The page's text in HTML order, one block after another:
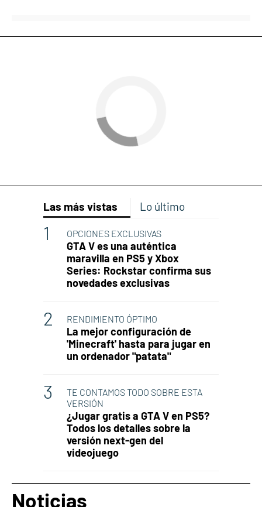
Las más vistas Lo último
OPCIONES EXCLUSIVAS
GTA V es una auténtica
maravilla en PS5 y Xbox
Series: Rockstar confirma sus
novedades exclusivas
RENDIMIENTO ÓPTIMO
La mejor configuración de
'Minecraft' hasta para jugar en
un ordenador "patata"
TE CONTAMOS TODO SOBRE ESTA
VERSIÓN
¿Jugar gratis a GTA V en PS5?
Todos los detalles sobre la
versión next-gen del
videojuego
Noticias